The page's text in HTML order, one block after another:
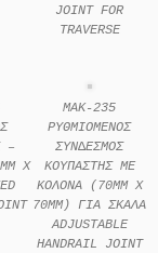
JOINT FOR
TRAVERSE
–
X
MAK-235
ΡΥΘΜΙOΜΕΝΟΣ
ΣYΝ∆ΕΣΜΟΣ
ΚΟΥΠΑΣΤHΣ ΜΕ
ΚΟΛOΝΑ (70MM X
70MM) ΓΙΑ ΣΚAΛΑ
ADJUSTABLE
HANDRAIL JOINT